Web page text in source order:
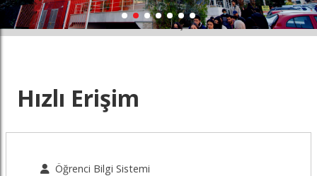
İDÜ'YÜ KEŞFET
Hızlı Erişim
Öğrenci Bilgi Sistemi